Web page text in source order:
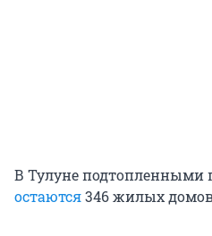
В Тулуне
остаются346 жилых